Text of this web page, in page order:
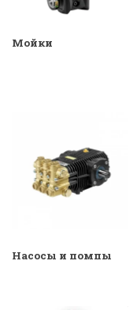
Мойки
Насосы и помпы